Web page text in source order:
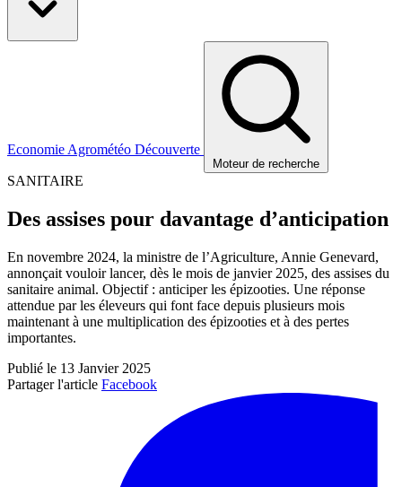
Economie Agrométéo Découverte
Moteur de recherche
SANITAIRE
Des assises pour davantage d’anticipation
En novembre 2024, la ministre de l’Agriculture, Annie Genevard,
annonçait vouloir lancer, dès le mois de janvier 2025, des assises du
sanitaire animal. Objectif : anticiper les épizooties. Une réponse
attendue par les éleveurs qui font face depuis plusieurs mois
maintenant à une multiplication des épizooties et à des pertes
importantes.
Publié le 13 Janvier 2025
Partager l'article Facebook